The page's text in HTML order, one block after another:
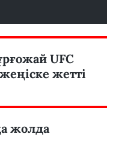
UFC
жетті
жолда